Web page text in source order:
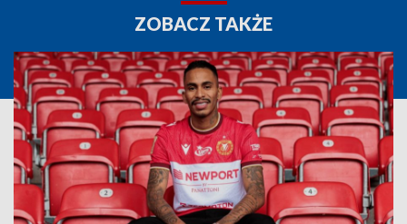
ZOBACZ TAKŻE